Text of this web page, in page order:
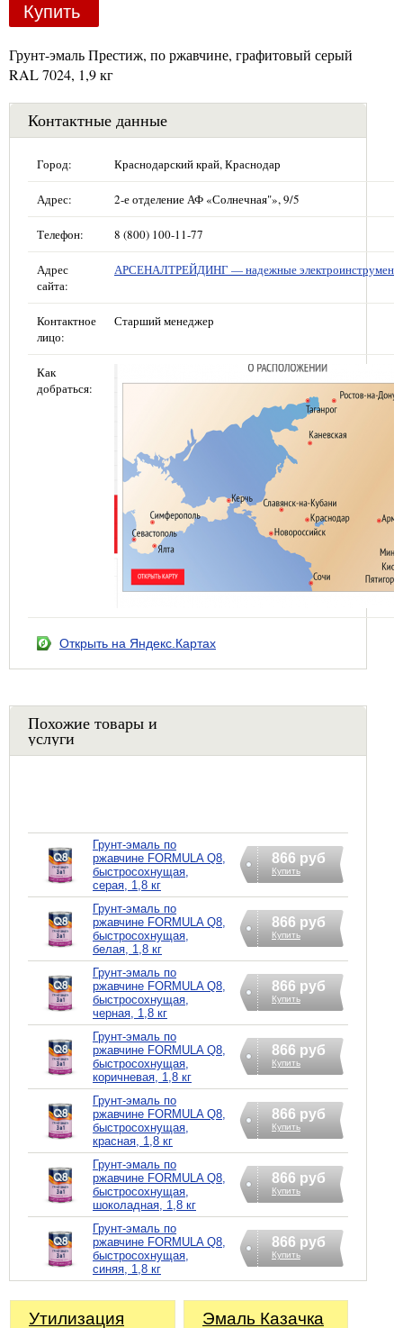
Купить
Грунт-эмаль Престиж, по ржавчине, графитовый серый
RAL 7024, 1,9 кг
Контактные данные
Город: Краснодарский край, Краснодар
Адрес: 2-е отделение АФ «Солнечная"», 9/5
Телефон: 8 (800) 100-11-77
Адрес
сайта:
АРСЕНАЛТРЕЙДИНГ — надежные
Контактное
лицо:
Старший менеджер
Как
добраться:
Открыть на Яндекс.Картах
Похожие товары и
услуги
Грунт-эмаль по
ржавчине FORMULA Q8,
быстросохнущая,
серая, 1,8 кг
866 руб
Купить
Грунт-эмаль по
ржавчине FORMULA Q8,
быстросохнущая,
белая, 1,8 кг
866 руб
Купить
Грунт-эмаль по
ржавчине FORMULA Q8,
быстросохнущая,
черная, 1,8 кг
866 руб
Купить
Грунт-эмаль по
ржавчине FORMULA Q8,
быстросохнущая,
коричневая, 1,8 кг
866 руб
Купить
Грунт-эмаль по
ржавчине FORMULA Q8,
быстросохнущая,
красная, 1,8 кг
866 руб
Купить
Грунт-эмаль по
ржавчине FORMULA Q8,
быстросохнущая,
шоколадная, 1,8 кг
866 руб
Купить
Грунт-эмаль по
ржавчине FORMULA Q8,
быстросохнущая,
синяя, 1,8 кг
866 руб
Купить
Утилизация
Эмаль Казачка